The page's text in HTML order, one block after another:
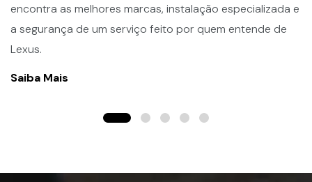
encontra as melhores marcas, instalação especializada e
a segurança de um serviço feito por quem entende de
Lexus.
Saiba Mais